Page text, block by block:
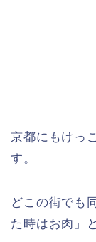
京都にもけっ
す。
どこの街でも
た時はお肉」